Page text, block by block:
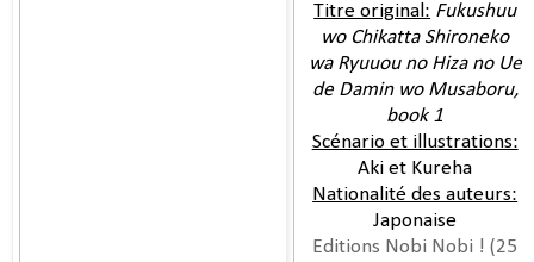
Titre original: Fukushuu
wo Chikatta Shironeko
wa Ryuuou no Hiza no Ue
de Damin wo Musaboru,
book 1
Scénario et illustrations:
Aki et Kureha
Nationalité des auteurs:
Japonaise
Editions Nobi Nobi ! (25